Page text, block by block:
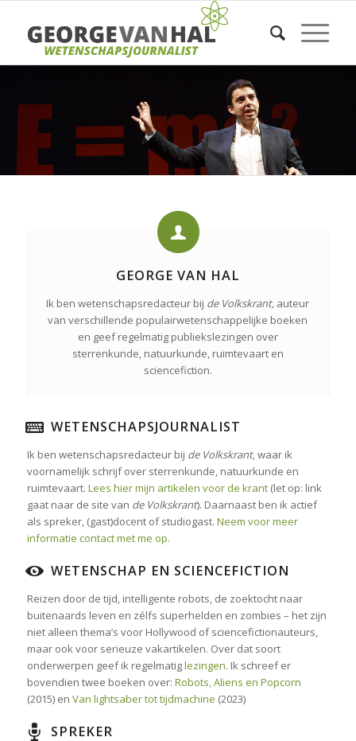
GEORGE VAN HAL
Ik ben wetenschapsredacteur bij de Volkskrant, auteur
van verschillende populairwetenschappelijke boeken
en geef regelmatig publiekslezingen over
sterrenkunde, natuurkunde, ruimtevaart en
sciencefiction.
WETENSCHAPSJOURNALIST
Ik ben wetenschapsredacteur bij de Volkskrant, waar ik
voornamelijk schrijf over sterrenkunde, natuurkunde en
ruimtevaart. Lees hier mijn artikelen voor de krant(let op: link
gaat naar de site van de Volkskrant). Daarnaast ben ik actief
als spreker, (gast)docent of studiogast. Neem voor meer
informatie contact met me op.
WETENSCHAP EN SCIENCEFICTION
Reizen door de tijd, intelligente robots, de zoektocht naar
buitenaards leven en zélfs superhelden en zombies – het zijn
niet alleen thema’s voor Hollywood of sciencefictionauteurs,
maar ook voor serieuze vakartikelen. Over dat soort
onderwerpen geef ik regelmatiglezingen. Ik schreef er
bovendien twee boeken over: Robots, Aliens en Popcorn
(2015) en Van lightsaber tot tijdmachine (2023)
SPREKER